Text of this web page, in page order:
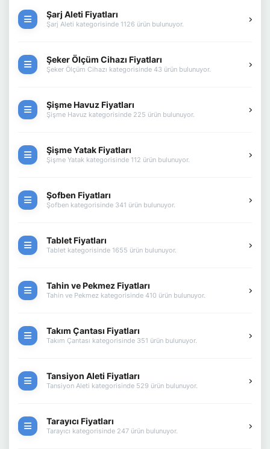
Şarj Aleti Fiyatları
Şarj Aleti kategorisinde 1126 ürün bulunuyor.
Şeker Ölçüm Cihazı Fiyatları
Şeker Ölçüm Cihazı kategorisinde 43 ürün bulunuyor.
Şişme Havuz Fiyatları
Şişme Havuz kategorisinde 225 ürün bulunuyor.
Şişme Yatak Fiyatları
Şişme Yatak kategorisinde 112 ürün bulunuyor.
Şofben Fiyatları
Şofben kategorisinde 341 ürün bulunuyor.
Tablet Fiyatları
Tablet kategorisinde 1655 ürün bulunuyor.
Tahin ve Pekmez Fiyatları
Tahin ve Pekmez kategorisinde 410 ürün bulunuyor.
Takım Çantası Fiyatları
Takım Çantası kategorisinde 351 ürün bulunuyor.
Tansiyon Aleti Fiyatları
Tansiyon Aleti kategorisinde 529 ürün bulunuyor.
Tarayıcı Fiyatları
Tarayıcı kategorisinde 247 ürün bulunuyor.